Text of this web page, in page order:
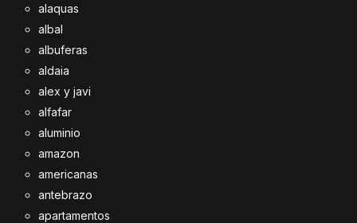
alaquas
albal
albuferas
aldaia
alex y javi
alfafar
aluminio
amazon
americanas
antebrazo
apartamentos